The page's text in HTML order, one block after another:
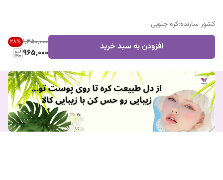
کشور سازنده:کره جنوبی
۱٬۳۵۰٬۰۰۰ 28%
965,000
افزودن به سبد خرید